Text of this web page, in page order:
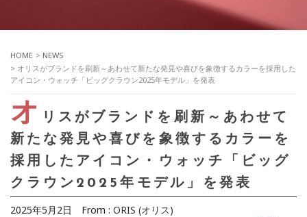
HOME > NEWS
> オリスがブランドを刷新～あわせて新たな発見や喜びを象徴するカラーを採用した
アイコン・ウォッチ「ビッグクラウン2025年モデル」を発表
オ リスがブランドを刷新～あわせて
新たな発見や喜びを象徴するカラーを
採用したアイコン・ウォッチ「ビッグ
クラウン2025年モデル」を発表
2025年5月2日 From : ORIS (オリス)